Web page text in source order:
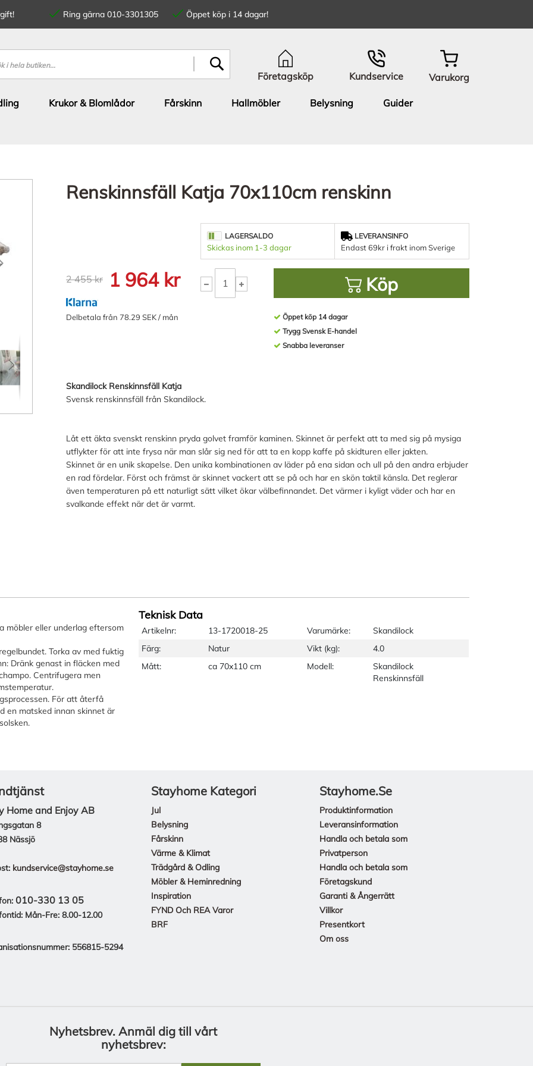
Ring gärna 010-3301305
Öppet köp i 14 dagar!
Företagsköp Kundservice Varukorg
Krukor & Blomlådor Fårskinn Hallmöbler Belysning
Guider
Renskinnsfäll Katja 70x110cm renskinn
2 455 kr 1 964 kr
Delbetala från 78.29 SEK / mån
LAGERSALDO
Skickas inom 1-3 dagar
LEVERANSINFO
Endast 69kr i frakt inom Sverige
Köp
Öppet köp 14 dagar
Trygg Svensk E-handel
Snabba leveranser
Skandilock Renskinnsfäll Katja
Svensk renskinnsfäll från Skandilock.
Låt ett äkta svenskt renskinn pryda golvet framför kaminen. Skinnet är perfekt att ta med sig på mysiga
utflykter för att inte frysa när man slår sig ned för att ta en kopp kaffe på skidturen eller jakten.
Skinnet är en unik skapelse. Den unika kombinationen av läder på ena sidan och ull på den andra erbjuder
en rad fördelar. Först och främst är skinnet vackert att se på och har en skön taktil känsla. Det reglerar
även temperaturen på ett naturligt sätt vilket ökar välbefinnandet. Det värmer i kyligt väder och har en
svalkande effekt när det är varmt.
möbler eller underlag eftersom
Torka av med fuktig
Dränk genast in fläcken med
Centrifugera men
För att återfå
en matsked innan skinnet är
Teknisk Data
Artikelnr: 13-1720018-25 Varumärke:
Skandilock
Färg:
Natur Vikt (kg):
4.0
Mått:
ca 70x110 cm Modell:
Skandilock
Renskinnsfäll
Home and Enjoy AB
8
Nässjö
kundservice@stayhome.se
010-330 13 05
Mån-Fre: 8.00-12.00
556815-5294
Stayhome Kategori
Jul
Belysning
Fårskinn
Värme & Klimat
Trädgård & Odling
Möbler & Heminredning
Inspiration
FYND Och REA Varor
BRF
Stayhome.se
Produktinformation
Leveransinformation
Handla och betala som
Privatperson
Handla och betala som
Företagskund
Garanti & Ångerrätt
Villkor
Presentkort
Om oss
Nyhetsbrev. Anmäl dig till vårt
nyhetsbrev: